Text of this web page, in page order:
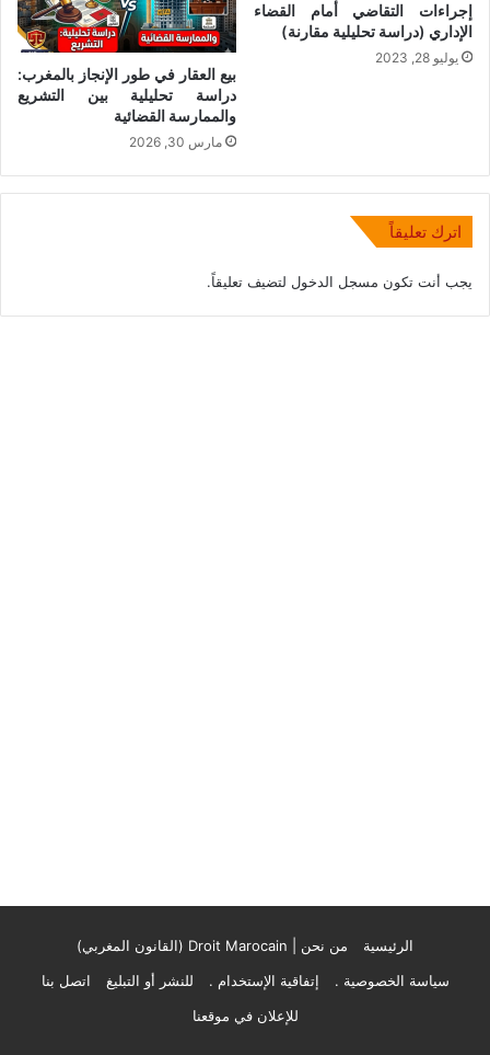
إجراءات التقاضي أمام القضاء
الإداري (دراسة تحليلية مقارنة)
يوليو 28, 2023
بيع العقار في طور الإنجاز بالمغرب:
دراسة تحليلية بين التشريع
والممارسة القضائية
مارس 30, 2026
اترك تعليقاً
يجب أنت تكون مسجل الدخول لتضيف تعليقاً.
الرئيسية
من نحن | Droit Marocain (القانون المغربي)
سياسة الخصوصية .
إتفاقية الإستخدام . للنشر أو التبليغ
اتصل بنا
للإعلان في موقعنا